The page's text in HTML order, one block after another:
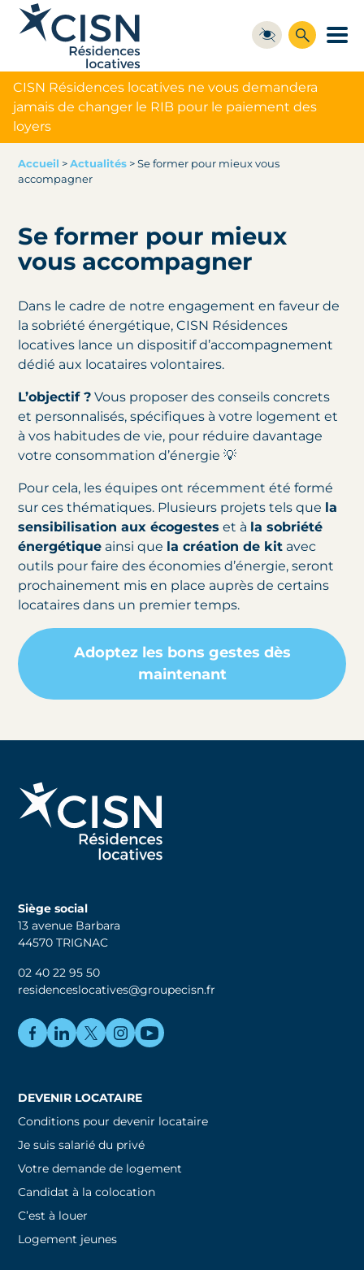
CISN Résidences locatives ne vous demandera
jamais de changer le RIB pour le paiement des
loyers
Accueil >Actualités >Se former pour mieux vous
accompagner
Se former pour mieux
vous accompagner
Dans le cadre de notre engagement en faveur de
la sobriété énergétique, CISN Résidences
locatives lance un dispositif d’accompagnement
dédié aux locataires volontaires.
L’objectif ? Vous proposer des conseils concrets
et personnalisés, spécifiques à votre logement et
à vos habitudes de vie, pour réduire davantage
votre consommation d’énergie 💡
Pour cela, les équipes ont récemment été formé
sur ces thématiques. Plusieurs projets tels que la
sensibilisation aux écogestes et à la sobriété
énergétique ainsi que la création de kit avec
outils pour faire des économies d’énergie, seront
prochainement mis en place auprès de certains
locataires dans un premier temps.
Adoptez les bons gestes dès
maintenant
Siège social
13 avenue Barbara
44570 TRIGNAC
02 40 22 95 50
residenceslocatives@groupecisn.fr
DEVENIR LOCATAIRE
Conditions pour devenir locataire
Je suis salarié du privé
Votre demande de logement
Candidat à la colocation
C’est à louer
Logement jeunes